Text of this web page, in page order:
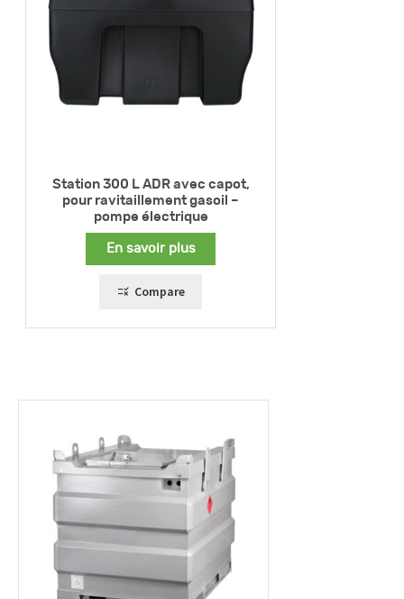
Station 300 L ADR avec capot,
pour ravitaillement gasoil –
pompe électrique
En savoir plus
Compare